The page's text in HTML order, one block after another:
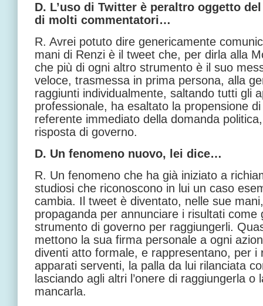
D. L’uso di Twitter è peraltro oggetto
di molti commentatori…
R. Avrei potuto dire genericamente
mani di Renzi è il tweet che, per dirla alla
che più di ogni altro strumento è il suo
veloce, trasmessa in prima persona, alla
raggiunti individualmente, saltando tutti gli
professionale, ha esaltato la propensione
referente immediato della domanda
risposta di governo.
D. Un fenomeno nuovo, lei dice…
R. Un fenomeno che ha già iniziato a
studiosi che riconoscono in lui un caso
cambia. Il tweet è diventato, nelle sue
propaganda per annunciare i risultati come
strumento di governo per raggiungerli.
mettono la sua firma personale a ogni
diventi atto formale, e rappresentano, per i
apparati serventi, la palla da lui rilanciata
lasciando agli altri l’onere di raggiungerla o
mancarla.